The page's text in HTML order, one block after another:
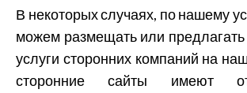
В некоторых случаях, по нашему
можем размещать или
услуги сторонних компаний на
сторонние сайты имеют